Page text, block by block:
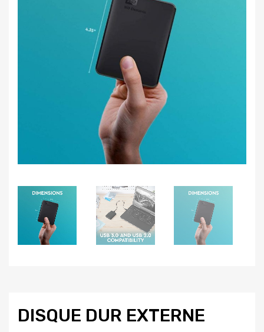
DISQUE DUR EXTERNE